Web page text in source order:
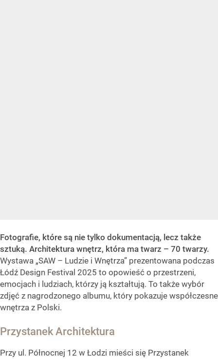
Fotografie, które są nie tylko dokumentacją, lecz także
sztuką. Architektura wnętrz, która ma twarz – 70 twarzy.
Wystawa „SAW – Ludzie i Wnętrza” prezentowana podczas
Łódź Design Festival 2025 to opowieść o przestrzeni,
emocjach i ludziach, którzy ją kształtują. To także wybór
zdjęć z nagrodzonego albumu, który pokazuje współczesne
wnętrza z Polski.
Przystanek Architektura
Przy ul. Północnej 12 w Łodzi mieści się Przystanek